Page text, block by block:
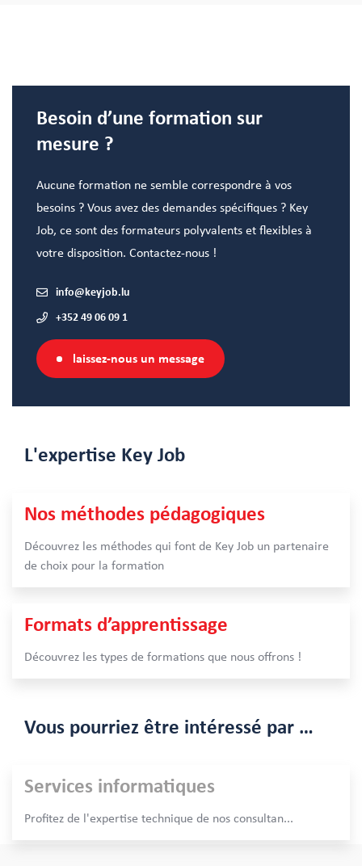
Besoin d’une formation sur
mesure ?
Aucune formation ne semble correspondre à vos
besoins ? Vous avez des demandes spécifiques ? Key
Job, ce sont des formateurs polyvalents et flexibles à
votre disposition. Contactez-nous !
info@keyjob.lu
+352 49 06 09 1
laissez-nous un message
L'expertise Key Job
Nos méthodes pédagogiques
Découvrez les méthodes qui font de Key Job un partenaire
de choix pour la formation
Formats d’apprentissage
Découvrez les types de formations que nous offrons !
Vous pourriez être intéressé par …
Services informatiques
Profitez de l'expertise technique de nos consultan...